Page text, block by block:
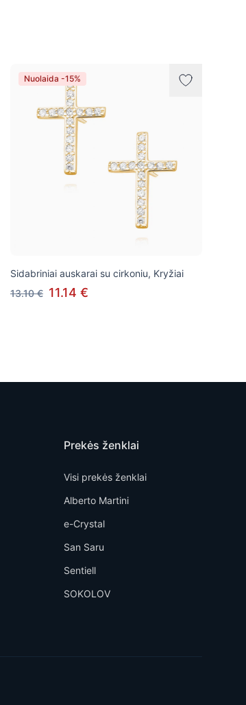
Nuolaida -15%
Sidabriniai auskarai su cirkoniu, Kryžiai
13.10 € 11.14 €
Prekės ženklai
Visi prekės ženklai
Alberto Martini
e-Crystal
San Saru
Sentiell
SOKOLOV